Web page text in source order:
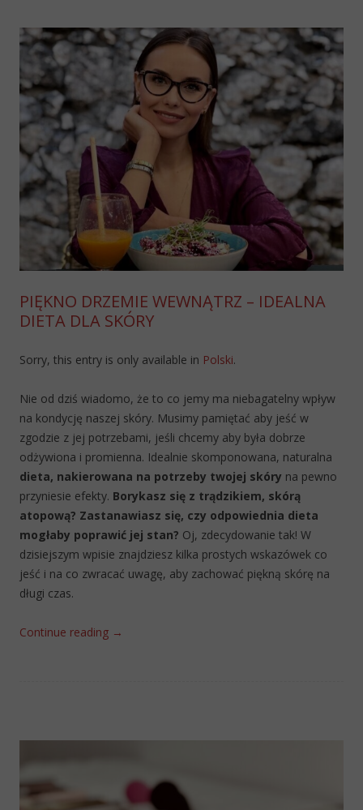
PIĘKNO DRZEMIE WEWNĄTRZ – IDEALNA
DIETA DLA SKÓRY
Sorry, this entry is only available in Polski.
Nie od dziś wiadomo, że to co jemy ma niebagatelny wpływ
na kondycję naszej skóry. Musimy pamiętać aby jeść w
zgodzie z jej potrzebami, jeśli chcemy aby była dobrze
odżywiona i promienna. Idealnie skomponowana, naturalna
dieta, nakierowana na potrzeby twojej skóry na pewno
przyniesie efekty. Borykasz się z trądzikiem, skórą
atopową? Zastanawiasz się, czy odpowiednia dieta
mogłaby poprawić jej stan? Oj, zdecydowanie tak! W
dzisiejszym wpisie znajdziesz kilka prostych wskazówek co
jeść i na co zwracać uwagę, aby zachować piękną skórę na
długi czas.
Continue reading →